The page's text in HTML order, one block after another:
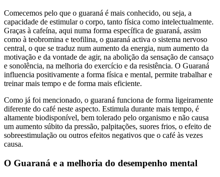
Comecemos pelo que o guaraná é mais conhecido, ou seja, a
capacidade de estimular o corpo, tanto física como intelectualmente.
Graças à cafeína, aqui numa forma específica de guaraná, assim
como à teobromina e teofilina, o guaraná activa o sistema nervoso
central, o que se traduz num aumento da energia, num aumento da
motivação e da vontade de agir, na abolição da sensação de cansaço
e sonolência, na melhoria do exercício e da resistência. O Guaraná
influencia positivamente a forma física e mental, permite trabalhar e
treinar mais tempo e de forma mais eficiente.
Como já foi mencionado, o guaraná funciona de forma ligeiramente
diferente do café neste aspecto. Estimula durante mais tempo, é
altamente biodisponível, bem tolerado pelo organismo e não causa
um aumento súbito da pressão, palpitações, suores frios, o efeito de
sobreestimulação ou outros efeitos negativos que o café às vezes
causa.
O Guaraná e a melhoria do desempenho mental